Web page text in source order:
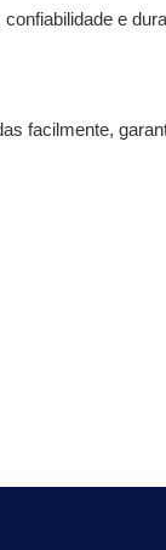
e
facilmente,